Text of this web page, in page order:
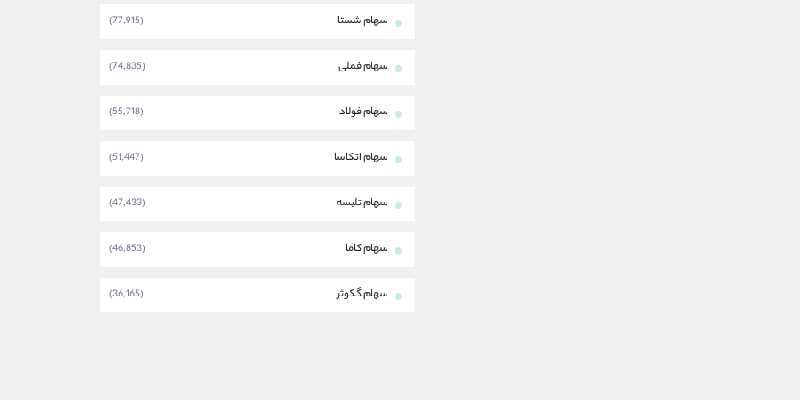
سهام شستا (77,915)
سهام فملی (74,835)
سهام فولاد (55,718)
سهام اتکاسا (51,447)
سهام تلیسه (47,433)
سهام کاما (46,853)
سهام گکوثر (36,165)